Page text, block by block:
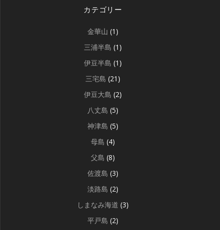
カテゴリー
金華山 (1)
三浦半島 (1)
伊豆半島 (1)
三宅島 (21)
伊豆大島 (2)
八丈島 (5)
神津島 (5)
母島 (4)
父島 (8)
佐渡島 (3)
淡路島 (2)
しまなみ海道 (3)
平戸島 (2)